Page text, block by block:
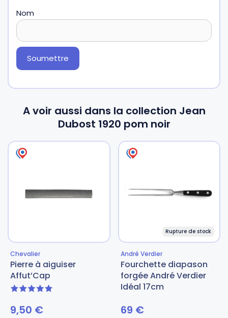
Nom
A voir aussi dans la collection Jean
Dubost 1920 pom noir
Chevalier
Pierre à aiguiser
Affut’Cap
5 sur 5
9,50 €
Rupture de stock
André Verdier
Fourchette diapason
forgée André Verdier
Idéal 17cm
69 €